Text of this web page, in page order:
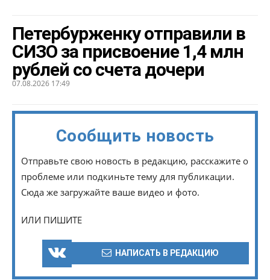
Петербурженку отправили в
СИЗО за присвоение 1,4 млн
рублей со счета дочери
07.08.2026 17:49
Сообщить новость
Отправьте свою новость в редакцию, расскажите о
проблеме или подкиньте тему для публикации.
Сюда же загружайте ваше видео и фото.
ИЛИ ПИШИТЕ
НАПИСАТЬ В РЕДАКЦИЮ